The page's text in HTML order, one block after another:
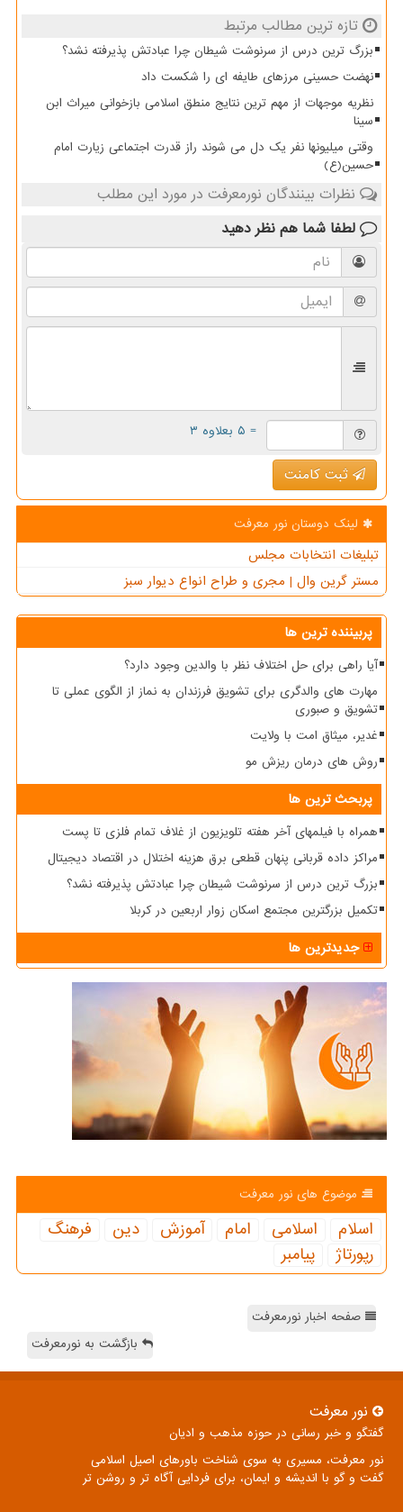
تازه ترین مطالب مرتبط
بزرگ ترین درس از سرنوشت شیطان چرا عبادتش پذیرفته نشد؟
نهضت حسینی مرزهای طایفه ای را شکست داد
نظریه موجهات از مهم ترین نتایج منطق اسلامی بازخوانی میراث ابن
سینا
وقتی میلیونها نفر یک دل می شوند راز قدرت اجتماعی زیارت امام
حسین(ع)
نظرات بینندگان نورمعرفت در مورد این مطلب
لطفا شما هم نظر دهید
= ۵ بعلاوه ۳
ثبت کامنت
لینک دوستان نور معرفت
تبلیغات انتخابات مجلس
مستر گرین وال | مجری و طراح انواع دیوار سبز
پربیننده ترین ها
آیا راهی برای حل اختلاف نظر با والدین وجود دارد؟
مهارت های والدگری برای تشویق فرزندان به نماز از الگوی عملی تا
تشویق و صبوری
غدیر، میثاق امت با ولایت
روش های درمان ریزش مو
پربحث ترین ها
همراه با فیلمهای آخر هفته تلویزیون از غلاف تمام فلزی تا پست
مراکز داده قربانی پنهان قطعی برق هزینه اختلال در اقتصاد دیجیتال
بزرگ ترین درس از سرنوشت شیطان چرا عبادتش پذیرفته نشد؟
تکمیل بزرگترین مجتمع اسکان زوار اربعین در کربلا
جدیدترین ها
موضوع های نور معرفت
اسلام اسلامی امام آموزش دین
فرهنگ
رپورتاژ
پیامبر
صفحه اخبار نورمعرفت
بازگشت به نورمعرفت
نور معرفت
گفتگو و خبر رسانی در حوزه مذهب و ادیان
نور معرفت، مسیری به سوی شناخت باورهای اصیل اسلامی
گفت و گو با اندیشه و ایمان، برای فردایی آگاه تر و روشن تر